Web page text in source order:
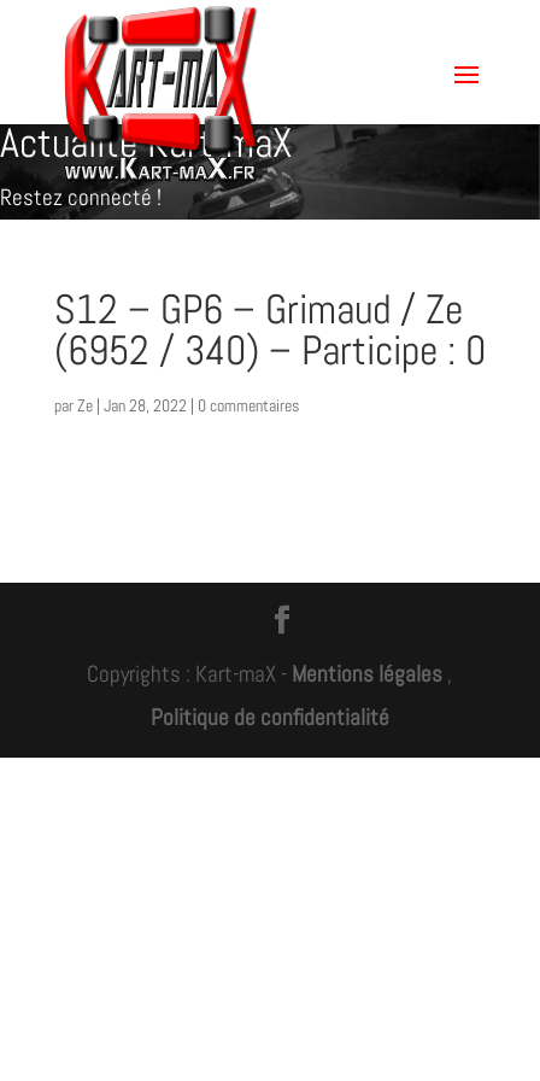
Actualité Kart-maX
Restez connecté !
S12 – GP6 – Grimaud / Ze
(6952 / 340) – Participe : 0
parZe| Jan 28, 2022 | 0 commentaires
Copyrights : Kart-maX - Mentions légales ,
Politique de confidentialité